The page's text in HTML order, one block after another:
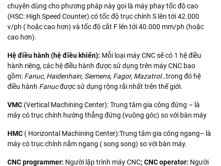
chuyên dùng cho phương pháp này gọi là máy phay tốc độ cao
(HSC: High Speed Counter) có tốc độ trục chính S lên tới 42.000
v/ph ( hoặc cao hơn) và tốc độ cắt F lên tới 40.000 mm/ph (hoặc
cao hơn).
Hệ điều hành (hệ điều khiển): Mỗi loại máy CNC sẽ có 1 hệ điều
hành riêng, các hệ điều hành được sử dụng trên máy CNC bao
gồm: Fanuc, Haidenhain, Siemens, Fagor, Mazatrol…trong đó hệ
điều hành Fanucđược sử dụng rộng rãi nhất trên thế giới.
VMC (Vertical Machining Center): Trung tâm gia công đứng – là
máy có trục chính hướng thẳng đứng (vuông góc) so với bàn máy
HMC ( Horizontal Machining Center):Trung tâm gia công ngang– là
máy có trục chính nằm ngang ( song song) so với bàn máy.
CNC programmer: Người lập trình máy CNC; CNC operator: Người